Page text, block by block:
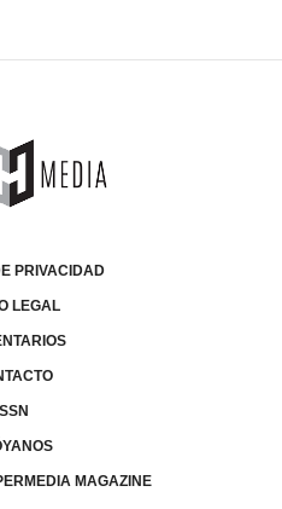
PRIVACIDAD
LEGAL
ISSN
MAGAZINE